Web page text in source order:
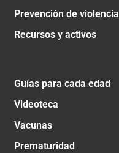
Prevención de violencia
Recursos y activos
Guías para cada edad
Videoteca
Vacunas
Prematuridad